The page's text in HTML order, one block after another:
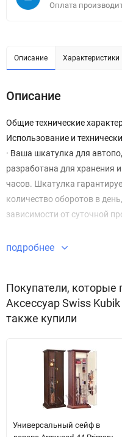
Оплата
Описание Характеристики
Описание
Общие технические
Использование и
· Ваша шкатулка для
разработана для хранения
часов. Шкатулка
количество оборотов в
зависимости от суточной
· Ваша шкатулка для
сутки были изготовлены и
современных
высокую надежность и
Благодаря низкому
используются две
BABY), обеспечивающие
работы в течение около 3 лет.
· Ваша шкатулка для
подробнее
Покупатели, которые
Аксессуар Swiss
также купили
Универсальный сейф в